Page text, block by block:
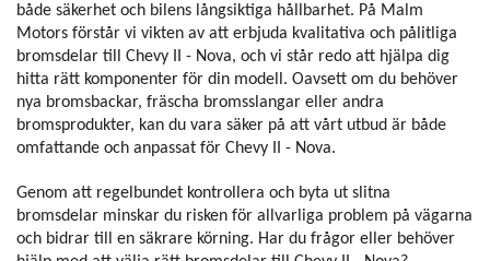
både säkerhet och bilens långsiktiga hållbarhet. På Malm
Motors förstår vi vikten av att erbjuda kvalitativa och pålitliga
bromsdelar till Chevy II - Nova, och vi står redo att hjälpa dig
hitta rätt komponenter för din modell. Oavsett om du behöver
nya bromsbackar, fräscha bromsslangar eller andra
bromsprodukter, kan du vara säker på att vårt utbud är både
omfattande och anpassat för Chevy II - Nova.
Genom att regelbundet kontrollera och byta ut slitna
bromsdelar minskar du risken för allvarliga problem på vägarna
och bidrar till en säkrare körning. Har du frågor eller behöver